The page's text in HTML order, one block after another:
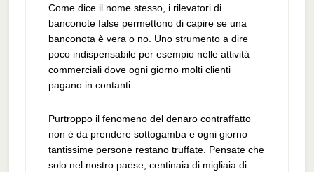
Come dice il nome stesso, i rilevatori di
banconote false permettono di capire se una
banconota è vera o no. Uno strumento a dire
poco indispensabile per esempio nelle attività
commerciali dove ogni giorno molti clienti
pagano in contanti.
Purtroppo il fenomeno del denaro contraffatto
non è da prendere sottogamba e ogni giorno
tantissime persone restano truffate. Pensate che
solo nel nostro paese, centinaia di migliaia di